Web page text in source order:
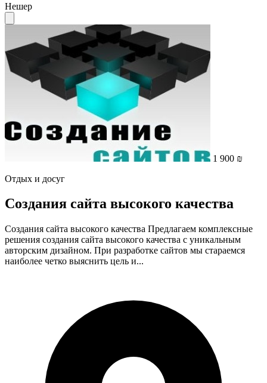
Нешер
1 900 ₪
Отдых и досуг
Создания сайта высокого качества
Создания сайта высокого качества Предлагаем комплексные
решения создания сайта высокого качества с уникальным
авторским дизайном. При разработке сайтов мы стараемся
наиболее четко выяснить цель и...